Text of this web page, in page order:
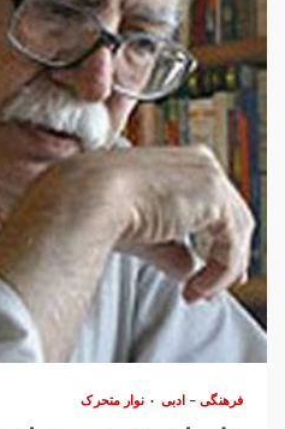
فرهنگی – ادبی نوار متحرک